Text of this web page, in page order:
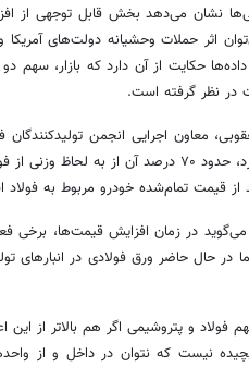
نشان می‌دهد بخش قابل توجهی از
اثر حملات وحشیانه دولت‌های
حکایت از آن دارد که بازار، سهم
در نظر گرفته است.
معاون اجرایی انجمن تولیدکنندگان
که به طور متوسط حدود هزار کیلوگرم وزن دارد، حدود ۷۰
می‌گوید در زمان افزایش قیمت‌ها، برخی
در حال حاضر ورق فولادی در انبارهای
و پتروشیمی اگر هم بالاتر از این
نیست که نتوان در داخل و از